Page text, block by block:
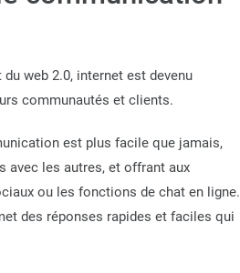
web 2.0, internet est devenu
communautés et clients.
est plus facile que jamais,
avec les autres, et offrant aux
ou les fonctions de chat en ligne.
des réponses rapides et faciles qui